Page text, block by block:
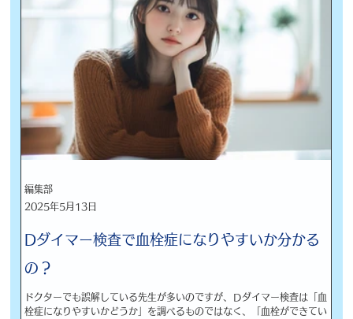
Dダイマー検査で血栓症になりやすいか分かる
の？
ドクターでも誤解している先生が多いのですが、Ｄダイマー検査は「血
栓症になりやすいかどうか」を調べるものではなく、「血栓ができてい
編集部
2025年5月13日